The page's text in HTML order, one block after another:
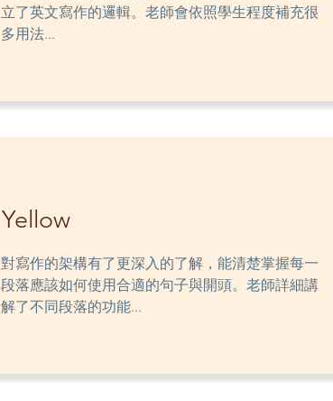
立了英文寫作的邏輯。老師會依照學生程度補充很
多用法...
Yellow
對寫作的架構有了更深入的了解，能清楚掌握每一
段落應該如何使用合適的句子與開頭。老師詳細講
解了不同段落的功能...